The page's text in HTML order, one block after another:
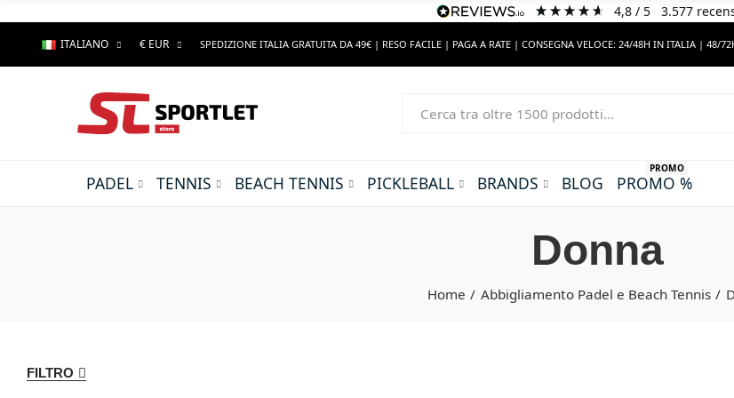
4,8/ 5 3.577
ITALIANO € EUR SPEDIZIONE ITALIA GRATUITA DA 49€ | RESO FACILE | PAGA A RATE | CONSEGNA VELOCE: 24/48H IN ITALIA | 48/
PADEL TENNIS BEACH TENNIS PICKLEBALL BRANDS BLOG PROMO %
PROMO
Donna
Home Abbigliamento Padel e Beach Tennis
FILTRO